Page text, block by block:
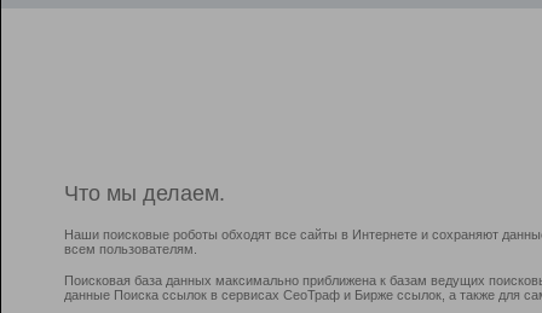
Что мы делаем.
Наши поисковые роботы обходят все сайты в Интернете и сохраняют
всем пользователям.
Поисковая база данных максимально приближена к базам ведущих
данные Поиска ссылок в сервисах СеоТраф и Бирже ссылок, а также для